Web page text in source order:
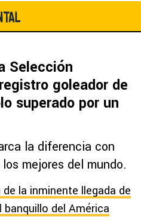
Selección
goleador de
superado por un
la diferencia con
mejores del mundo.
la inminente llegada de
banquillo del América